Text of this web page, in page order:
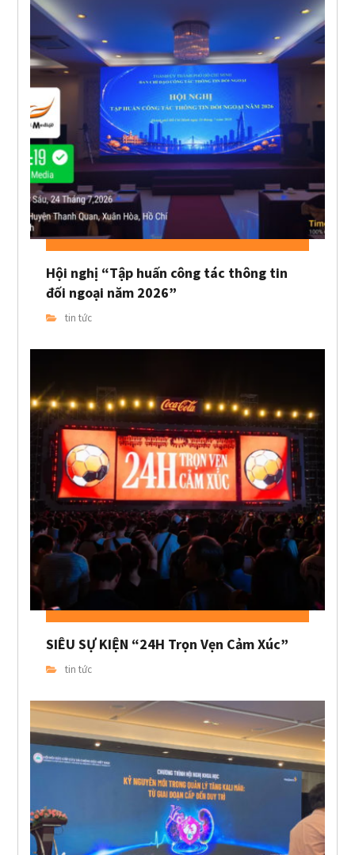
Hội nghị “Tập huấn công tác thông tin
đối ngoại năm 2026”
tin tức
SIÊU SỰ KIỆN “24H Trọn Vẹn Cảm Xúc”
tin tức